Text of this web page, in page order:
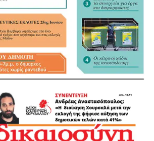
της προσπάθειας και τη συμβολή
ομάδας στο έργο που